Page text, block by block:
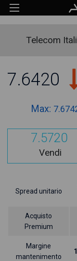
Telecom
7.6420
Max:
7.5720
Vendi
Spread unitario
Acquisto
Premium
Margine
mantenimento